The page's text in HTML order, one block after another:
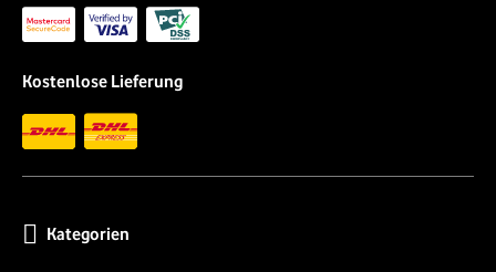
Kostenlose Lieferung
Kategorien